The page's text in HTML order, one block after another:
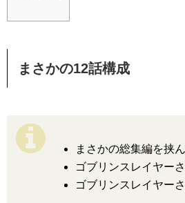
まさかの12話構成
まさかの総集編を挟
ゴブリンスレイヤー
ゴブリンスレイヤー